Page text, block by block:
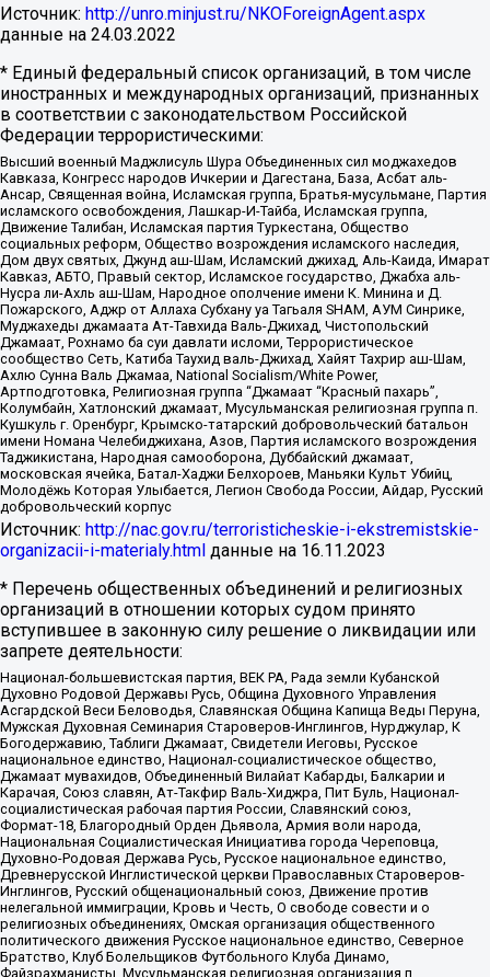
Источник: http://unro.minjust.ru/NKOForeignAgent.aspx
данные на 24.03.2022
* Единый федеральный список организаций, в том числе
иностранных и международных организаций, признанных
в соответствии с законодательством Российской
Федерации террористическими:
Высший военный Маджлисуль Шура Объединенных сил моджахедов
Кавказа, Конгресс народов Ичкерии и Дагестана, База, Асбат аль-
Ансар, Священная война, Исламская группа, Братья-мусульмане, Партия
исламского освобождения, Лашкар-И-Тайба, Исламская группа,
Движение Талибан, Исламская партия Туркестана, Общество
социальных реформ, Общество возрождения исламского наследия,
Дом двух святых, Джунд аш-Шам, Исламский джихад, Аль-Каида, Имарат
Кавказ, АБТО, Правый сектор, Исламское государство, Джабха аль-
Нусра ли-Ахль аш-Шам, Народное ополчение имени К. Минина и Д.
Пожарского, Аджр от Аллаха Субхану уа Тагьаля SHAM, АУМ Синрике,
Муджахеды джамаата Ат-Тавхида Валь-Джихад, Чистопольский
Джамаат, Рохнамо ба суи давлати исломи, Террористическое
сообщество Сеть, Катиба Таухид валь-Джихад, Хайят Тахрир аш-Шам,
Ахлю Сунна Валь Джамаа, National Socialism/White Power,
Артподготовка, Религиозная группа “Джамаат “Красный пахарь”,
Колумбайн, Хатлонский джамаат, Мусульманская религиозная группа п.
Кушкуль г. Оренбург, Крымско-татарский добровольческий батальон
имени Номана Челебиджихана, Азов, Партия исламского возрождения
Таджикистана, Народная самооборона, Дуббайский джамаат,
московская ячейка, Батал-Хаджи Белхороев, Маньяки Культ Убийц,
Молодёжь Которая Улыбается, Легион Свобода России, Айдар, Русский
добровольческий корпус
Источник: http://nac.gov.ru/terroristicheskie-i-ekstremistskie-
organizacii-i-materialy.html данные на 16.11.2023
* Перечень общественных объединений и религиозных
организаций в отношении которых судом принято
вступившее в законную силу решение о ликвидации или
запрете деятельности:
Национал-большевистская партия, ВЕК РА, Рада земли Кубанской
Духовно Родовой Державы Русь, Община Духовного Управления
Асгардской Веси Беловодья, Славянская Община Капища Веды Перуна,
Мужская Духовная Семинария Староверов-Инглингов, Нурджулар, К
Богодержавию, Таблиги Джамаат, Свидетели Иеговы, Русское
национальное единство, Национал-социалистическое общество,
Джамаат мувахидов, Объединенный Вилайат Кабарды, Балкарии и
Карачая, Союз славян, Ат-Такфир Валь-Хиджра, Пит Буль, Национал-
социалистическая рабочая партия России, Славянский союз,
Формат-18, Благородный Орден Дьявола, Армия воли народа,
Национальная Социалистическая Инициатива города Череповца,
Духовно-Родовая Держава Русь, Русское национальное единство,
Древнерусской Инглистической церкви Православных Староверов-
Инглингов, Русский общенациональный союз, Движение против
нелегальной иммиграции, Кровь и Честь, О свободе совести и о
религиозных объединениях, Омская организация общественного
политического движения Русское национальное единство, Северное
Братство, Клуб Болельщиков Футбольного Клуба Динамо,
Файзрахманисты, Мусульманская религиозная организация п.